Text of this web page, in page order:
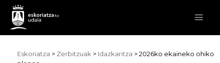
Eskoriatza > Zerbitzuak > Idazkaritza > 2026ko ekaineko ohiko